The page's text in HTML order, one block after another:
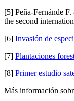
[5] Peña-Fernánde
the second
[6] Invasión de
[7] Plantaciones
[8] Primer estudio
Más información